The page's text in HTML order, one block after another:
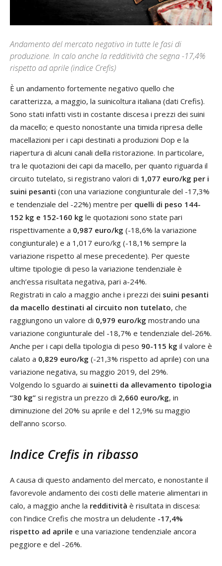
Andamento del mercato negativo in tutte le fasi di
produzione. In calo anche la redditività che segna -17,4%
rispetto ad aprile (indice Crefis)
È un andamento fortemente negativo quello che
caratterizza, a maggio, la suinicoltura italiana (dati Crefis).
Sono stati infatti visti in costante discesa i prezzi dei suini
da macello; e questo nonostante una timida ripresa delle
macellazioni per i capi destinati a produzioni Dop e la
riapertura di alcuni canali della ristorazione. In particolare,
tra le quotazioni dei capi da macello, per quanto riguarda il
circuito tutelato, si registrano valori di 1,077 euro/kg per i
suini pesanti (con una variazione congiunturale del -17,3%
e tendenziale del -22%) mentre per quelli di peso 144-
152 kg e 152-160 kg le quotazioni sono state pari
rispettivamente a 0,987 euro/kg (-18,6% la variazione
congiunturale) e a 1,017 euro/kg (-18,1% sempre la
variazione rispetto al mese precedente). Per queste
ultime tipologie di peso la variazione tendenziale è
anch’essa risultata negativa, pari a-24%.
Registrati in calo a maggio anche i prezzi dei suini pesanti
da macello destinati al circuito non tutelato, che
raggiungono un valore di 0,979 euro/kg mostrando una
variazione congiunturale del -18,7% e tendenziale del-26%.
Anche per i capi della tipologia di peso 90-115 kg il valore è
calato a 0,829 euro/kg (-21,3% rispetto ad aprile) con una
variazione negativa, su maggio 2019, del 29%.
Volgendo lo sguardo ai suinetti da allevamento tipologia
“30 kg” si registra un prezzo di 2,660 euro/kg, in
diminuzione del 20% su aprile e del 12,9% su maggio
dell’anno scorso.
Indice Crefis in ribasso
A causa di questo andamento del mercato, e nonostante il
favorevole andamento dei costi delle materie alimentari in
calo, a maggio anche la redditività è risultata in discesa:
con l’indice Crefis che mostra un deludente -17,4%
rispetto ad aprile e una variazione tendenziale ancora
peggiore e del -26%.